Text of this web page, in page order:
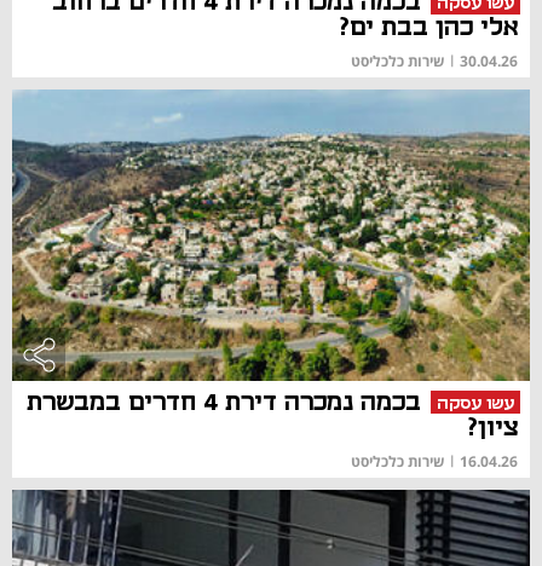
אלי כהן בבת ים?
30.04.26
| שירות כלכליסט
עשו עסקה
בכמה נמכרה דירת 4 חדרים במבשרת
ציון?
16.04.26
| שירות כלכליסט